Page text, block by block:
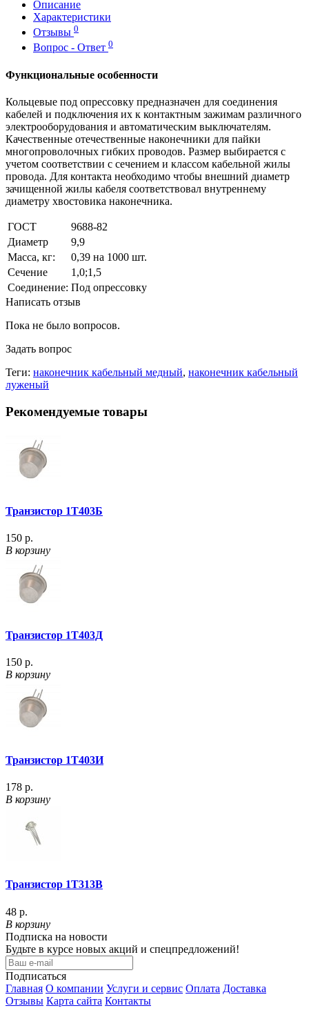
Описание
Характеристики
Отзывы 0
Вопрос - Ответ 0
Функциональные особенности
Кольцевые под опрессовку предназначен для соединения
кабелей и подключения их к контактным зажимам различного
электрооборудования и автоматическим выключателям.
Качественные отечественные наконечники для пайки
многопроволочных гибких проводов. Размер выбирается с
учетом соответствии с сечением и классом кабельной жилы
провода. Для контакта необходимо чтобы внешний диаметр
зачищенной жилы кабеля соответствовал внутреннему
диаметру хвостовика наконечника.
ГОСТ
9688-82
Диаметр
9,9
Масса, кг:
0,39 на 1000 шт.
Сечение
1,0;1,5
Соединение: Под опрессовку
Написать отзыв
Пока не было вопросов.
Задать вопрос
Теги: наконечник кабельный медный, наконечник кабельный
луженый
Рекомендуемые товары
Транзистор 1Т403Б
150 р.
В корзину
Транзистор 1Т403Д
150 р.
В корзину
Транзистор 1Т403И
178 р.
В корзину
Транзистор 1Т313В
48 р.
В корзину
Подписка на новости
Будьте в курсе новых акций и спецпредложений!
Подписаться
Главная О компании Услуги и сервис Оплата Доставка
Отзывы Карта сайта Контакты